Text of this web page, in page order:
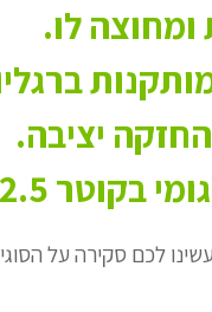
לו.
יציבה.
12.5 ס"מ.
לכם סקירה על